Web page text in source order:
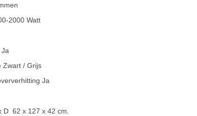
2000 Watt
Zwart / Grijs
Ja
D 62 x 127 x 42 cm.